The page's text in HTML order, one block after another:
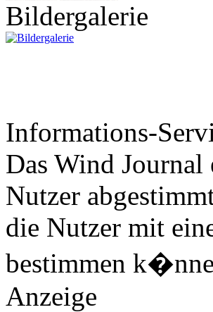
Bildergalerie
Informations-
Das Wind Journal
Nutzer
die Nutzer mit
bestimmen
Anzeige